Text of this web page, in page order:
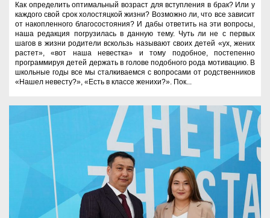
Как определить оптимальный возраст для вступления в брак? Или у
каждого свой срок холостяцкой жизни? Возможно ли, что все зависит
от накопленного благосостояния? И дабы ответить на эти вопросы,
наша редакция погрузилась в данную тему. Чуть ли не с первых
шагов в жизни родители вскользь называют своих детей «ух, жених
растет», «вот наша невестка» и тому подобное, постепенно
программируя детей держать в голове подобного рода мотивацию. В
школьные годы все мы сталкиваемся с вопросами от родственников
«Нашел невесту?», «Есть в классе женихи?». Пок...